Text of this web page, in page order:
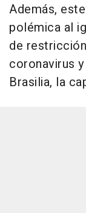
Además,
polémica al
de
coronavirus
Brasilia, la